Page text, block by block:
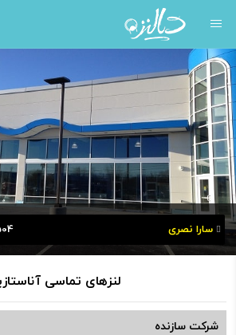
سارا نصری
لنزهای تماسی
شرکت سازنده